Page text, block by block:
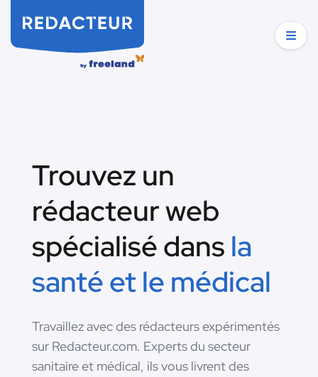
Trouvez un
rédacteur web
spécialisé dans la
santé et le médical
Travaillez avec des rédacteurs expérimentés
sur Redacteur.com. Experts du secteur
sanitaire et médical, ils vous livrent des